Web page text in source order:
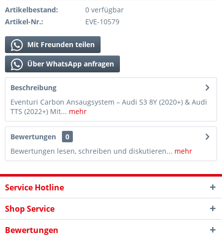
Artikelbestand:
0 verfügbar
Artikel-Nr.:
EVE-10579
Mit Freunden teilen
Über WhatsApp anfragen
Beschreibung
Eventuri Carbon Ansaugsystem – Audi S3 8Y (2020+) & Audi
TTS (2022+) Mit... mehr
Bewertungen
0
Bewertungen lesen, schreiben und diskutieren... mehr
Service Hotline
Shop Service
Bewertungen